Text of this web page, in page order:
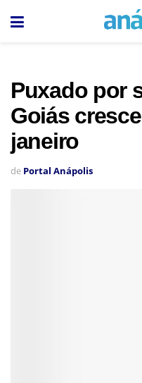
Puxado por
Goiás
janeiro
de Portal Anápolis